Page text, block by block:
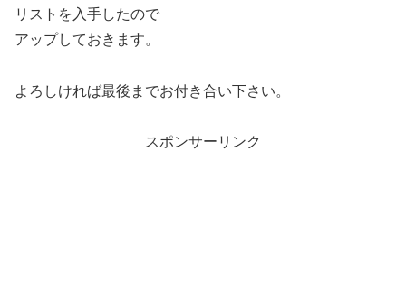
リストを入手したので
アップしておきます。
よろしければ最後までお付き合い下さい。
スポンサーリンク